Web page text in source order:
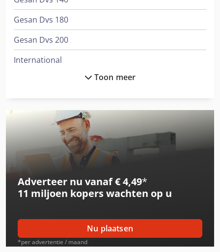
Gesan Dvs 180
Gesan Dvs 200
International
International 3688
International 433
International 453
International 533
International 553
International 554
International 644
Toon meer
Adverteer nu vanaf € 4,49*
11 miljoen koperswachten op u
Nu plaatsen
*per advertentie / maand